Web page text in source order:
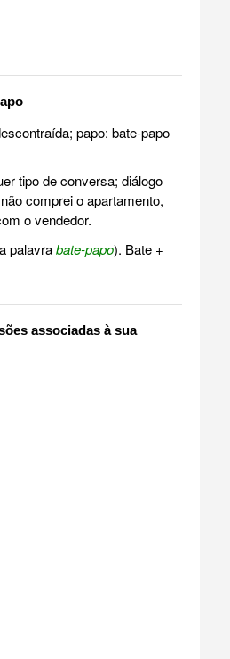
papo: bate-papo
tipo de conversa; diálogo
comprei o apartamento,
o vendedor.
palavrabate-papo). Bate +
associadas à sua